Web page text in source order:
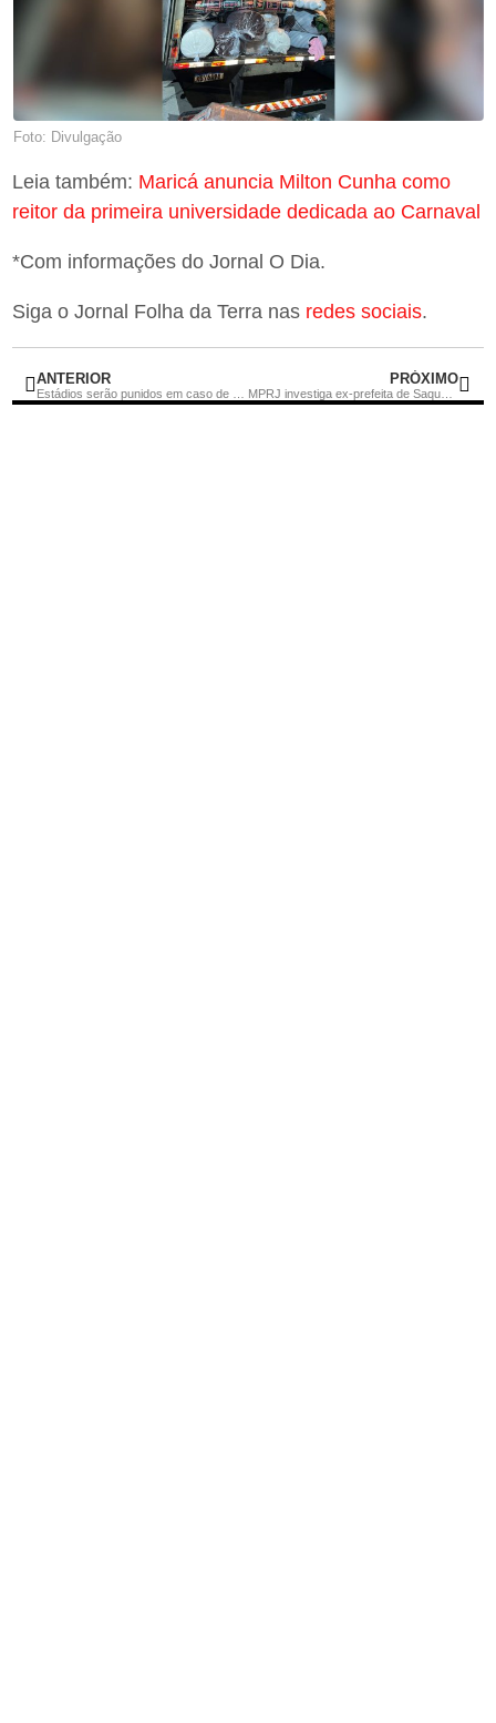
Foto: Divulgação
Leia também: Maricá anuncia Milton Cunha como
reitor da primeira universidade dedicada ao Carnaval
*Com informações do Jornal O Dia.
Siga o Jornal Folha da Terra nas redes sociais.
ANTERIOR PRÓXIMO
MPRJ investiga ex-prefeita de Saquarema por supostos crimes na gestão da cidade